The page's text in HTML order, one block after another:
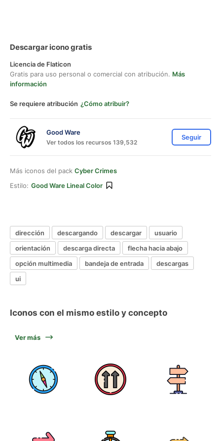
Descargar icono gratis
Licencia de Flaticon
Gratis para uso personal o comercial con atribución. Más
información
Se requiere atribución ¿Cómo atribuir?
Good Ware
Ver todos los recursos 139,532
Seguir
Más iconos del pack Cyber Crimes
Estilo: Good Ware Lineal Color
dirección descargando descargar
usuario
orientación
descarga directa
flecha hacia abajo
opción multimedia
bandeja de entrada
descargas
ui
Iconos con el mismo estilo y concepto
Ver más